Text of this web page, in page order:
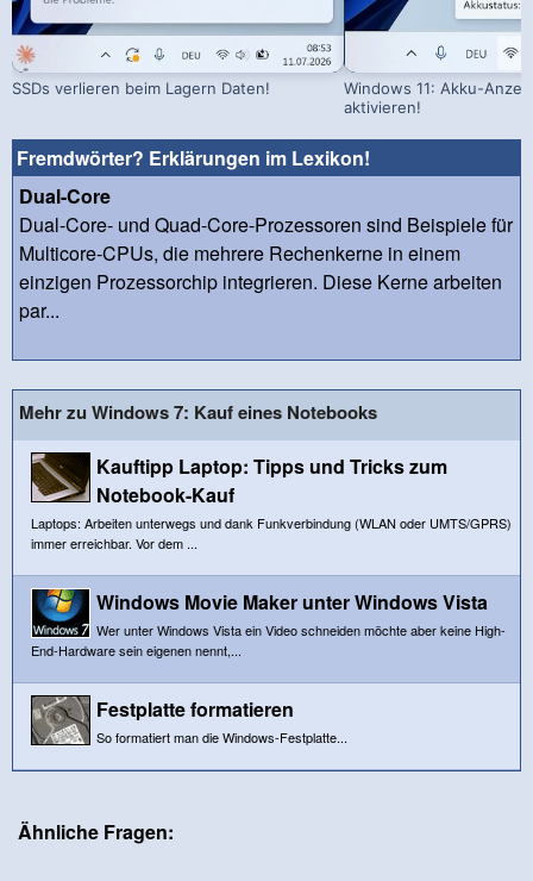
SSDs verlieren beim Lagern Daten!
Windows 11: Akku-
aktivieren!
Fremdwörter? Erklärungen im Lexikon!
Dual-Core
Dual-Core- und Quad-Core-Prozessoren sind Beispiele für
Multicore-CPUs, die mehrere Rechenkerne in einem
einzigen Prozessorchip integrieren. Diese Kerne arbeiten
par...
Mehr zu Windows 7: Kauf eines Notebooks
Kauftipp Laptop: Tipps und Tricks zum
Notebook-Kauf
Laptops: Arbeiten unterwegs und dank Funkverbindung (WLAN oder UMTS/GPRS)
immer erreichbar. Vor dem ...
Windows Movie Maker unter Windows Vista
Wer unter Windows Vista ein Video schneiden möchte aber keine High-
End-Hardware sein eigenen nennt,...
Festplatte formatieren
So formatiert man die Windows-Festplatte...
Ähnliche Fragen: